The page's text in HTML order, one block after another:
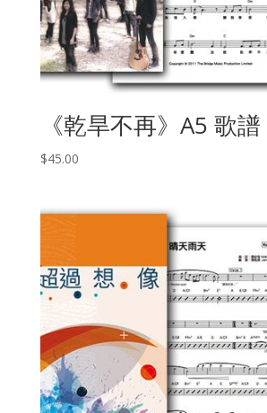
《乾旱不再》A5 歌譜
$45.00